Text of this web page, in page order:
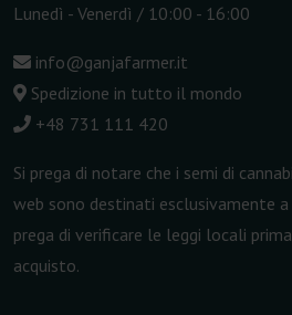
Lunedì - Venerdì / 10:00 - 16:00
info@ganjafarmer.it
Spedizione in tutto il mondo
+48 731 111 420
Si prega di notare che i semi di
web sono destinati esclusivamente
prega di verificare le leggi locali
acquisto.